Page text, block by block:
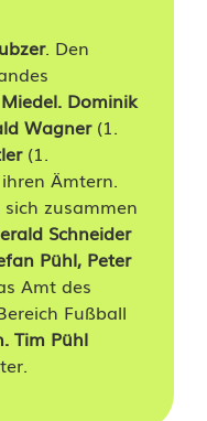
. Den
Dominik
Wagner(1.
(1.
Ämtern.
zusammen
Schneider
Pühl, Peter
Amt des
Fußball
Tim Pühl